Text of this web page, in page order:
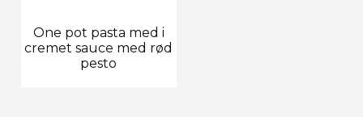
One pot pasta med i
cremet sauce med rød
pesto